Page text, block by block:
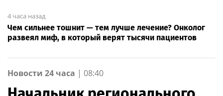
4 часа назад
Чем сильнее тошнит — тем лучше лечение? Онколог
развеял миф, в который верят тысячи пациентов
Новости 24 часа | 08:40